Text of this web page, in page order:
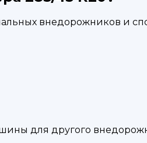
внедорожников и
для другого